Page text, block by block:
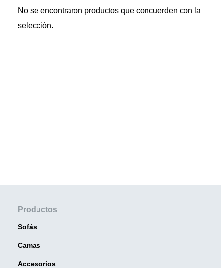
No se encontraron productos que concuerden con la
selección.
Productos
Sofás
Camas
Accesorios